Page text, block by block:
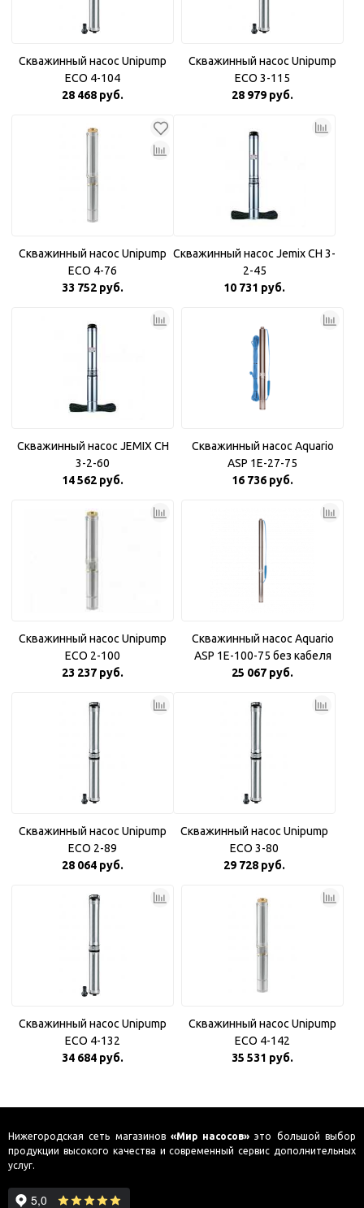
Скважинный насос Unipump
ECO 4-104
28 468 руб.
Скважинный насос Unipump
ECO 3-115
28 979 руб.
Скважинный насос Unipump
ECO 4-76
33 752 руб.
Скважинный насос Jemix CH 3-
2-45
10 731 руб.
Скважинный насос JEMIX CH
3-2-60
14 562 руб.
Скважинный насос Aquario
ASP 1E-27-75
16 736 руб.
Скважинный насос Unipump
ECO 2-100
23 237 руб.
Скважинный насос Aquario
ASP 1E-100-75 без кабеля
25 067 руб.
Скважинный насос Unipump
ECO 2-89
28 064 руб.
Скважинный насос Unipump
ECO 3-80
29 728 руб.
Скважинный насос Unipump
ECO 4-132
34 684 руб.
Скважинный насос Unipump
ECO 4-142
35 531 руб.
Нижегородская сеть магазинов «Мир насосов» это большой выбор
продукции высокого качества и современный сервис дополнительных
услуг.